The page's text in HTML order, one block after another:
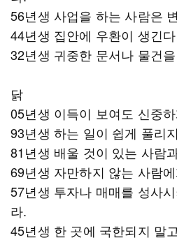
56년생 사업을 하는 사람은
44년생 집안에 우환이 생긴
32년생 귀중한 문서나 물건
닭
05년생 이득이 보여도 신중
93년생 하는 일이 쉽게 풀리
81년생 배울 것이 있는 사람
69년생 자만하지 않는 사람
57년생 투자나 매매를 성사
라.
45년생 한 곳에 국한되지 말